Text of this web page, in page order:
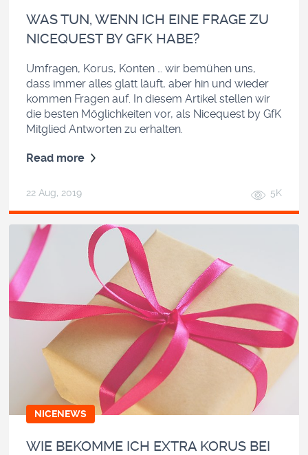
WAS TUN, WENN ICH EINE FRAGE ZU
NICEQUEST BY GFK HABE?
Umfragen, Korus, Konten … wir bemühen uns,
dass immer alles glatt läuft, aber hin und wieder
kommen Fragen auf. In diesem Artikel stellen wir
die besten Möglichkeiten vor, als Nicequest by GfK
Mitglied Antworten zu erhalten.
Read more
22 Aug, 2019 5K
NICENEWS
WIE BEKOMME ICH EXTRA KORUS BEI